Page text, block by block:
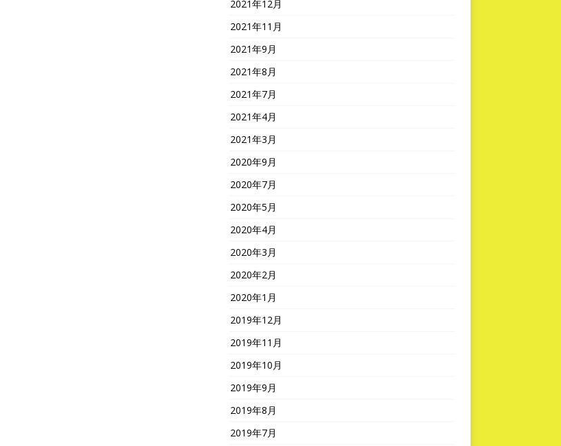
2021年12月
2021年11月
2021年9月
2021年8月
2021年7月
2021年4月
2021年3月
2020年9月
2020年7月
2020年5月
2020年4月
2020年3月
2020年2月
2020年1月
2019年12月
2019年11月
2019年10月
2019年9月
2019年8月
2019年7月